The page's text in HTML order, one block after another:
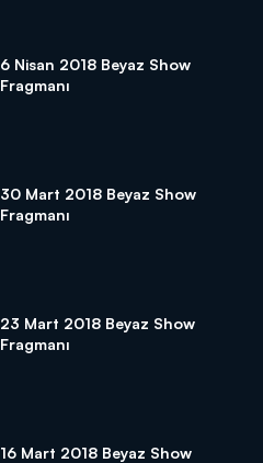
6 Nisan 2018 Beyaz Show
Fragmanı
30 Mart 2018 Beyaz Show
Fragmanı
23 Mart 2018 Beyaz Show
Fragmanı
16 Mart 2018 Beyaz Show